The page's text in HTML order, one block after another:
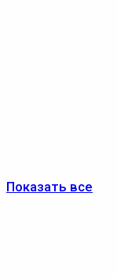
Показать все